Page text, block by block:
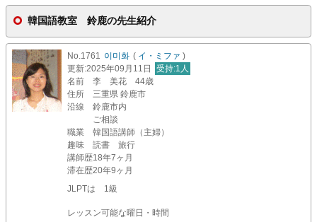
韓国語教室 鈴鹿の先生紹介
No.1761 이미화 ( イ・ミファ )
更新:2025年09月11日 受持:1人
名前
李 美花 44歳
住所
三重県 鈴鹿市
沿線
鈴鹿市内
ご相談
職業
韓国語講師（主婦）
趣味
読書 旅行
講師歴18年7ヶ月
滞在歴20年9ヶ月
JLPTは 1級
レッスン可能な曜日・時間